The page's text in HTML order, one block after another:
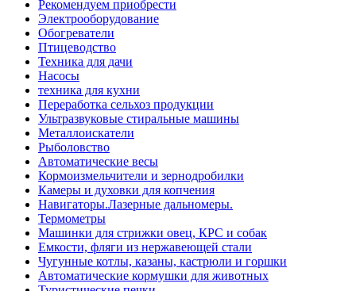
Рекомендуем приобрести
Электрооборудование
Обогреватели
Птицеводство
Техника для дачи
Насосы
техника для кухни
Переработка сельхоз продукции
Ультразвуковые стиральные машины
Металлоискатели
Рыболовство
Автоматические весы
Кормоизмельчители и зернодробилки
Камеры и духовки для копчения
Навигаторы.Лазерные дальномеры.
Термометры
Машинки для стрижки овец, КРС и собак
Емкости, фляги из нержавеющей стали
Чугунные котлы, казаны, кастрюли и горшки
Автоматические кормушки для животных